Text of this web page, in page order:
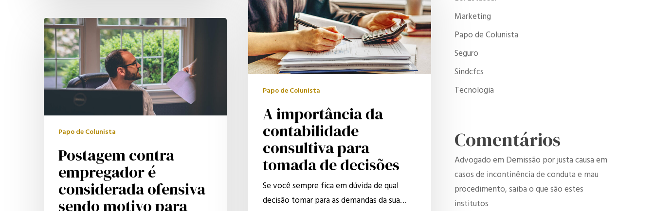
da
contabilidade
consultiva
para
tomada
Papo de Colunista
A importância da
contabilidade
consultiva para
tomada de decisões
Se você sempre fica em dúvida de qual
decisão tomar para as demandas da sua…
Postagem
contra
empregador
é
considerada
sendo
motivo
justa
causa
Papo de Colunista
Postagem contra
empregador é
considerada ofensiva
sendo motivo para
Marketing
Papo de Colunista
Seguro
Sindcfcs
Tecnologia
Comentários
AdvogadoemDemissão por justa causa em
casos de incontinência de conduta e mau
procedimento, saiba o que são estes
institutos